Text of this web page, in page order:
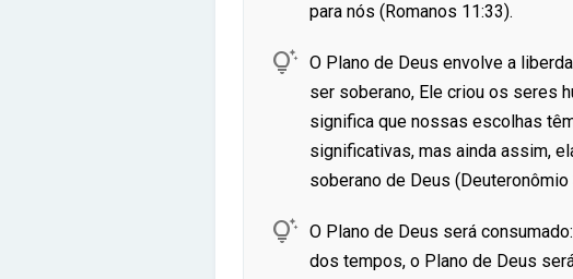
para nós (Romanos 11:33).
 O Plano de Deus envolve a
ser soberano, Ele criou os seres
significa que nossas escolhas
significativas, mas ainda assim,
soberano de Deus (Deuteronômio
 O Plano de Deus será
dos tempos, o Plano de Deus